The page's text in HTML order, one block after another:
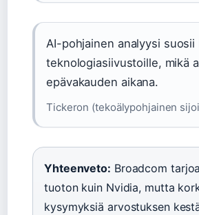
AI-pohjainen analyysi
teknologiasiivustoille, mikä
epävakauden aikana.
Tickeron (tekoälypohjainen
Yhteenveto: Broadcom
tuoton kuin Nvidia, mutta
kysymyksiä arvostuksen